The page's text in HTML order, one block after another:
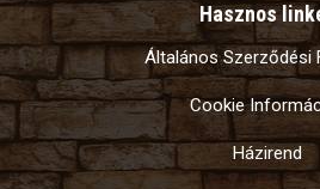
Hasznos
Általános Szerződési
Cookie
Házirend